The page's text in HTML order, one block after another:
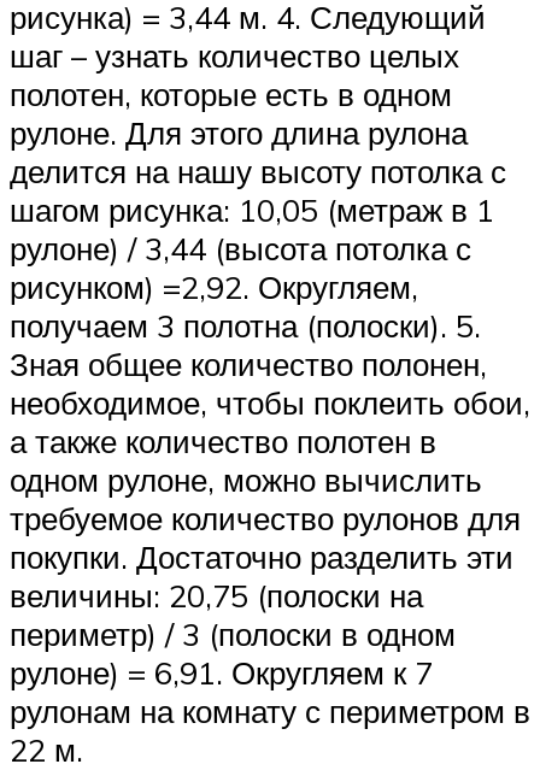
рисунка) = 3,44 м. 4. Следующий
шаг – узнать количество целых
полотен, которые есть в одном
рулоне. Для этого длина рулона
делится на нашу высоту потолка с
шагом рисунка: 10,05 (метраж в 1
рулоне) / 3,44 (высота потолка с
рисунком) =2,92. Округляем,
получаем 3 полотна (полоски). 5.
Зная общее количество полонен,
необходимое, чтобы поклеить обои,
а также количество полотен в
одном рулоне, можно вычислить
требуемое количество рулонов для
покупки. Достаточно разделить эти
величины: 20,75 (полоски на
периметр) / 3 (полоски в одном
рулоне) = 6,91. Округляем к 7
рулонам на комнату с периметром в
22 м.